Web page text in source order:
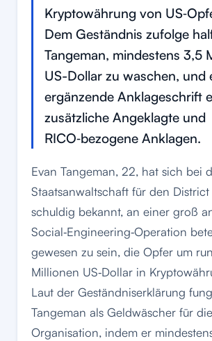
Kryptowährung von
Dem Geständnis zufolge
Tangeman, mindestens 3,5
US-Dollar zu waschen, und
ergänzende Anklageschrift
zusätzliche Angeklagte und
RICO‑bezogene Anklagen.
Evan Tangeman, 22, hat sich bei
Staatsanwaltschaft für den
schuldig bekannt, an einer groß
Social‑Engineering‑Operation
gewesen zu sein, die Opfer um
Millionen US‑Dollar in
Laut der Geständniserklärung
Tangeman als Geldwäscher für die
Organisation, indem er